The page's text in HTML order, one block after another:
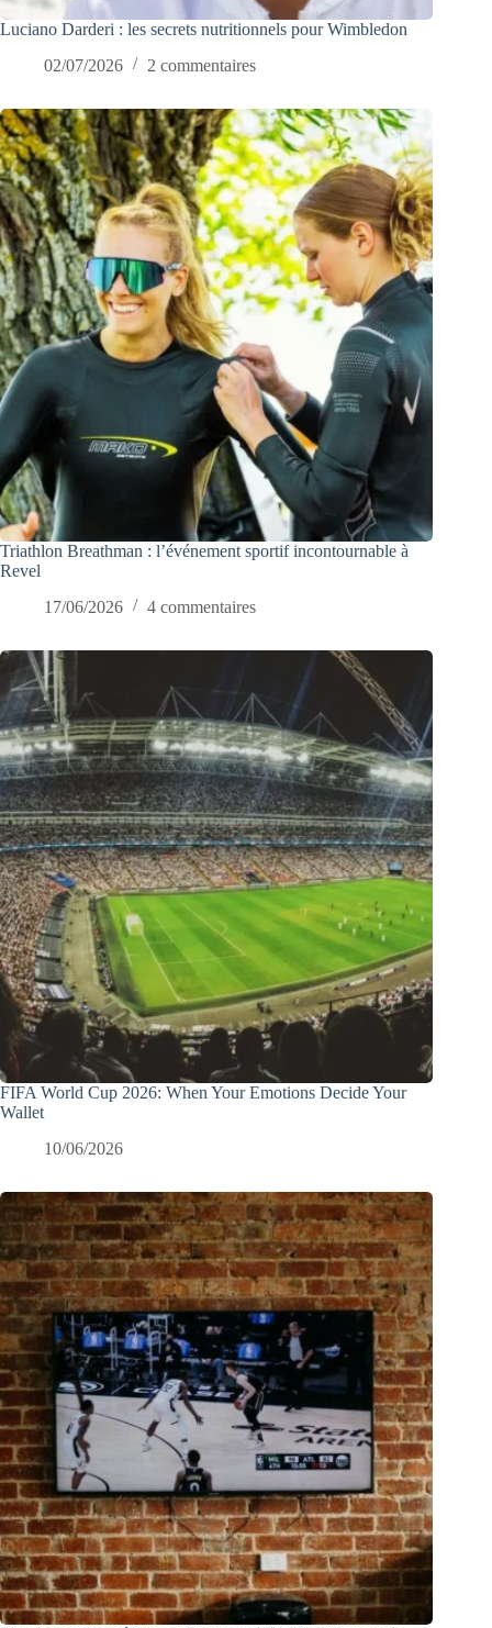
Luciano Darderi : les secrets nutritionnels pour Wimbledon
02/07/2026
2 commentaires
Triathlon Breathman : l’événement sportif incontournable à
Revel
17/06/2026
4 commentaires
FIFA World Cup 2026: When Your Emotions Decide Your
Wallet
10/06/2026